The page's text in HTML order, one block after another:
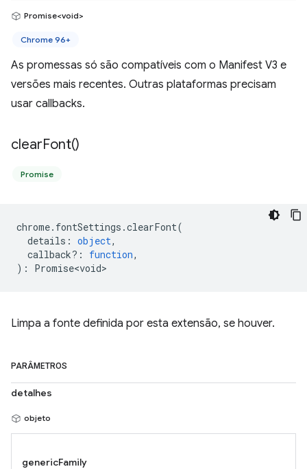
Promise<void>
Chrome 96+
As promessas só são compatíveis com o Manifest V3 e
versões mais recentes. Outras plataformas precisam
usar callbacks.
clearFont()
Promise
chrome. fontSettings .clearFont(
details : object,
callback? : function,
) : Promise<void>
Limpa a fonte definida por esta extensão, se houver.
PARÂMETROS
detalhes
objeto
genericFamily